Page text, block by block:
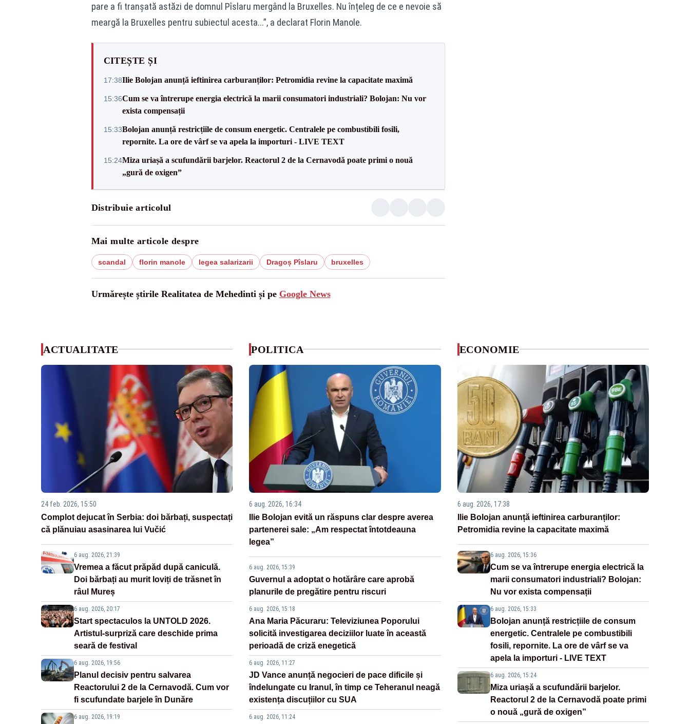
pare a fi tranșată astăzi de domnul Pîslaru mergând la Bruxelles. Nu înțeleg de ce e nevoie să
meargă la Bruxelles pentru subiectul acesta...”, a declarat Florin Manole.
CITEȘTE ȘI
17:38Ilie Bolojan anunță ieftinirea carburanților: Petromidia revine la capacitate maximă
15:36Cum se va întrerupe energia electrică la marii consumatori industriali? Bolojan: Nu vor
exista compensații
15:33Bolojan anunță restricțiile de consum energetic. Centralele pe combustibili fosili,
repornite. La ore de vârf se va apela la importuri - LIVE TEXT
15:24Miza uriașă a scufundării barjelor. Reactorul 2 de la Cernavodă poate primi o nouă
„gură de oxigen”
Distribuie articolul
Mai multe articole despre
scandal florin manole legea salarizarii Dragoș Pîslaru bruxelles
Urmărește știrile Realitatea de Mehedinti și pe Google News
ACTUALITATE
24 feb. 2026, 15:50
Complot dejucat în Serbia: doi bărbați, suspectați
că plănuiau asasinarea lui Vučić
6 aug. 2026, 21:39
Vremea a făcut prăpăd după caniculă.
Doi bărbați au murit loviți de trăsnet în
râul Mureș
6 aug. 2026, 20:17
Start spectaculos la UNTOLD 2026.
Artistul-surpriză care deschide prima
seară de festival
6 aug. 2026, 19:56
Planul decisiv pentru salvarea
Reactorului 2 de la Cernavodă. Cum vor
fi scufundate barjele în Dunăre
6 aug. 2026, 19:19
POLITICA
6 aug. 2026, 16:34
Ilie Bolojan evită un răspuns clar despre averea
partenerei sale: „Am respectat întotdeauna
legea”
6 aug. 2026, 15:39
Guvernul a adoptat o hotărâre care aprobă
planurile de pregătire pentru riscuri
6 aug. 2026, 15:18
Ana Maria Păcuraru: Televiziunea Poporului
solicită investigarea deciziilor luate în această
perioadă de criză enegetică
6 aug. 2026, 11:27
JD Vance anunță negocieri de pace dificile și
îndelungate cu Iranul, în timp ce Teheranul neagă
existența discuțiilor cu SUA
6 aug. 2026, 11:24
ECONOMIE
6 aug. 2026, 17:38
Ilie Bolojan anunță ieftinirea carburanților:
Petromidia revine la capacitate maximă
6 aug. 2026, 15:36
Cum se va întrerupe energia electrică la
marii consumatori industriali? Bolojan:
Nu vor exista compensații
6 aug. 2026, 15:33
Bolojan anunță restricțiile de consum
energetic. Centralele pe combustibili
fosili, repornite. La ore de vârf se va
apela la importuri - LIVE TEXT
6 aug. 2026, 15:24
Miza uriașă a scufundării barjelor.
Reactorul 2 de la Cernavodă poate primi
o nouă „gură de oxigen”